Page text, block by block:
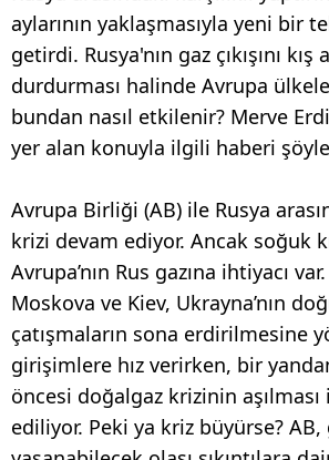
aylarının yaklaşmasıyla yeni bir
getirdi. Rusya'nın gaz çıkışını kış
durdurması halinde Avrupa
bundan nasıl etkilenir? Merve
yer alan konuyla ilgili haberi
Avrupa Birliği (AB) ile Rusya
krizi devam ediyor. Ancak soğuk
Avrupa’nın Rus gazına ihtiyacı
Moskova ve Kiev, Ukrayna’nın
çatışmaların sona erdirilmesine
girişimlere hız verirken, bir
öncesi doğalgaz krizinin
ediliyor. Peki ya kriz büyürse? AB,